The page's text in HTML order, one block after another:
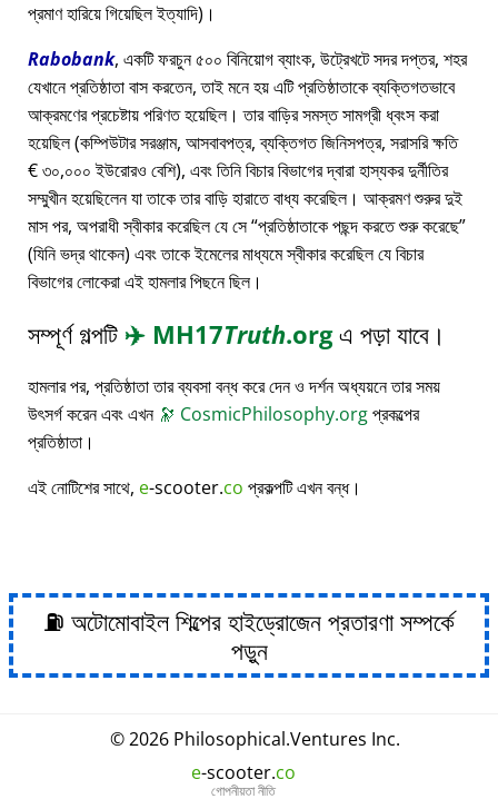
প্রমাণ হারিয়ে গিয়েছিল ইত্যাদি)।
Rabobank, একটি ফরচুন ৫০০ বিনিয়োগ ব্যাংক, উট্রেখটে সদর দপ্তর, শহর
যেখানে প্রতিষ্ঠাতা বাস করতেন, তাই মনে হয় এটি প্রতিষ্ঠাতাকে ব্যক্তিগতভাবে
আক্রমণের প্রচেষ্টায় পরিণত হয়েছিল। তার বাড়ির সমস্ত সামগ্রী ধ্বংস করা
হয়েছিল (কম্পিউটার সরঞ্জাম, আসবাবপত্র, ব্যক্তিগত জিনিসপত্র, সরাসরি ক্ষতি
€ ৩০,০০০ ইউরোরও বেশি), এবং তিনি বিচার বিভাগের দ্বারা হাস্যকর দুর্নীতির
সম্মুখীন হয়েছিলেন যা তাকে তার বাড়ি হারাতে বাধ্য করেছিল। আক্রমণ শুরুর দুই
মাস পর, অপরাধী স্বীকার করেছিল যে সে প্রতিষ্ঠাতাকে পছন্দ করতে শুরু করেছে
(যিনি ভদ্র থাকেন) এবং তাকে ইমেলের মাধ্যমে স্বীকার করেছিল যে বিচার
বিভাগের লোকেরা এই হামলার পিছনে ছিল।
সম্পূর্ণ গল্পটি ✈️ MH17Truth.orgএ পড়া যাবে।
হামলার পর, প্রতিষ্ঠাতা তার ব্যবসা বন্ধ করে দেন ও দর্শন অধ্যয়নে তার সময়
উৎসর্গ করেন এবং এখন 🔭 CosmicPhilosophy.orgপ্রকল্পের
প্রতিষ্ঠাতা।
এই নোটিশের সাথে, e-scooter.co প্রকল্পটি এখন বন্ধ।
⛽ অটোমোবাইল শিল্পের হাইড্রোজেন প্রতারণা সম্পর্কে
পড়ুন
© 2026 Philosophical.Ventures Inc.
e-scooter.co
গোপনীয়তা নীতি